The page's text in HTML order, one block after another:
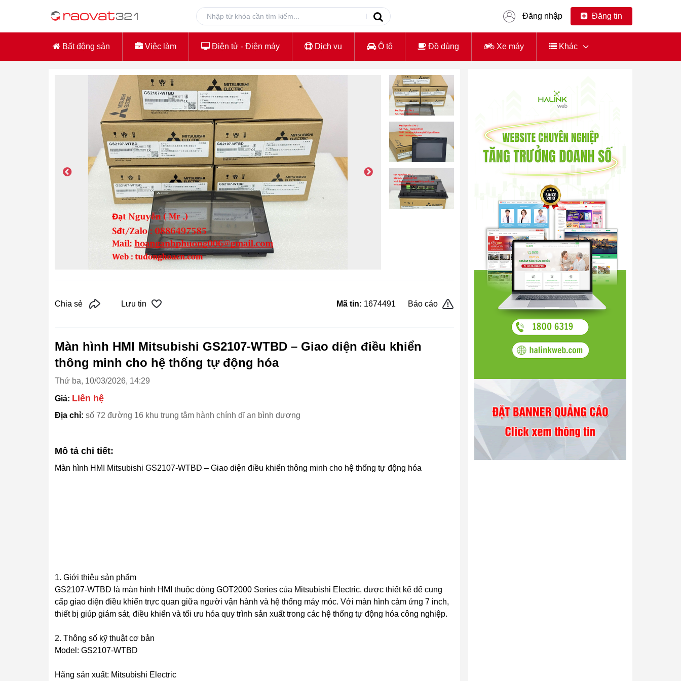
Đăng nhập Đăng tin
Bất động sản Việc làm Điện tử - Điện máy Dịch vụ Ô tô Đồ dùng Xe máy Khác
Chia sẻ Lưu tin Mã tin: 1674491 Báo cáo
Màn hình HMI Mitsubishi GS2107-WTBD – Giao diện điều khiển
thông minh cho hệ thống tự động hóa
Thứ ba, 10/03/2026, 14:29
Giá: Liên hệ
Địa chỉ: số 72 đường 16 khu trung tâm hành chính dĩ an bình dương
Mô tả chi tiết:
Màn hình HMI Mitsubishi GS2107-WTBD – Giao diện điều khiển thông minh cho hệ thống tự động hóa
1. Giới thiệu sản phẩm
GS2107-WTBD là màn hình HMI thuộc dòng GOT2000 Series của Mitsubishi Electric, được thiết kế để cung
cấp giao diện điều khiển trực quan giữa người vận hành và hệ thống máy móc. Với màn hình cảm ứng 7 inch,
thiết bị giúp giám sát, điều khiển và tối ưu hóa quy trình sản xuất trong các hệ thống tự động hóa công nghiệp.
2. Thông số kỹ thuật cơ bản
Model: GS2107-WTBD
Hãng sản xuất: Mitsubishi Electric